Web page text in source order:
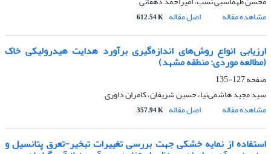
مشاهده مقاله
اصل مقاله 612.54 K
ارزیابی انواع روش‌های اندازه‌گیری برآورد هدایت هیدرولیکی خاک
(مطالعه موردی: منطقه مشهد)
صفحه127-135
سید مجید هاشمی‌نیا، حسین شریفان، کامران داوری
مشاهده مقاله
اصل مقاله 357.94 K
استفاده از نمایه خشکی جهت بررسی تغییرات تبخیر-تعرق پتانسیل و